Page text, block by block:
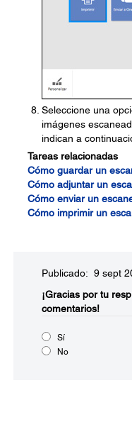
Seleccione una
imágenes
indican a
Tareas relacionadas
Cómo guardar un
Cómo adjuntar un
Cómo enviar un
Cómo imprimir un
Publicado: 9 sept
¡Gracias por tu
comentarios!
Sí
No